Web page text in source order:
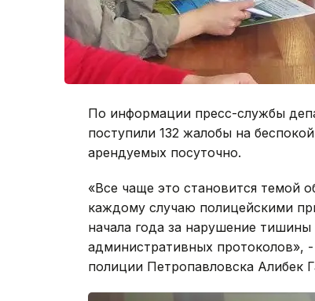
По информации пресс-службы
поступили 132 жалобы на
арендуемых посуточно.
«Все чаще это становится темой
каждому случаю полицейскими
начала года за нарушение
административных протоколов»,
полиции Петропавловска Алибек